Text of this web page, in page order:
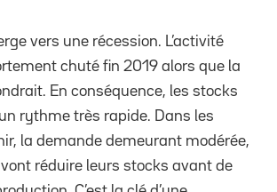
vers une récession. L’activité
chuté fin 2019 alors que la
En conséquence, les stocks
rythme très rapide. Dans les
la demande demeurant modérée,
réduire leurs stocks avant de